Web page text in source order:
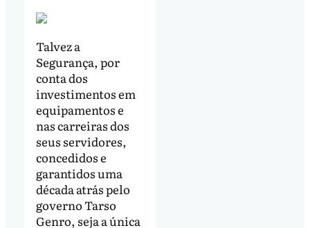
Talvez a
Segurança, por
conta dos
investimentos em
equipamentos e
nas carreiras dos
seus servidores,
concedidos e
garantidos uma
década atrás pelo
governo Tarso
Genro, seja a única